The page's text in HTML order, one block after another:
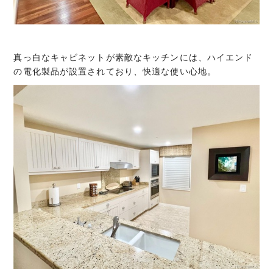
真っ白なキャビネットが素敵なキッチンには、ハイエンド
の電化製品が設置されており、快適な使い心地。